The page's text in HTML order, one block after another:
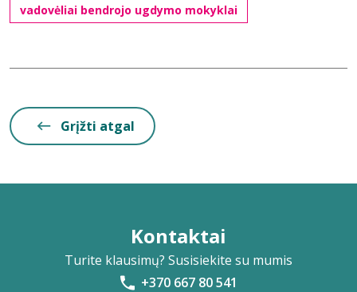
vadovėliai bendrojo ugdymo mokyklai
Grįžti atgal
Kontaktai
Turite klausimų? Susisiekite su mumis
+370 667 80 541